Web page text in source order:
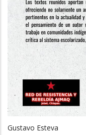
Gustavo Esteva